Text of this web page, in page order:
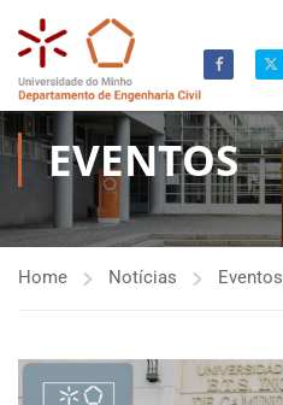
EVENTOS
Home Notícias Eventos